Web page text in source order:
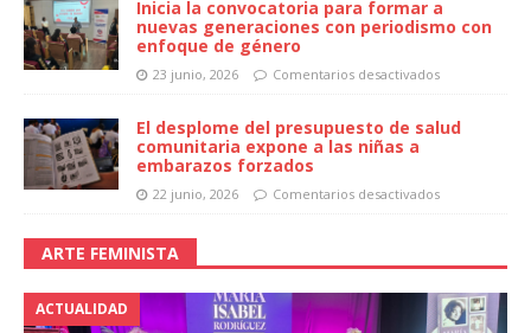
Inicia la convocatoria para formar a
nuevas generaciones con periodismo con
enfoque de género
23 junio, 2026 Comentarios desactivados
El desplome del presupuesto de salud
comunitaria expone a las niñas a
embarazos forzados
22 junio, 2026 Comentarios desactivados
ARTE FEMINISTA
ACTUALIDAD